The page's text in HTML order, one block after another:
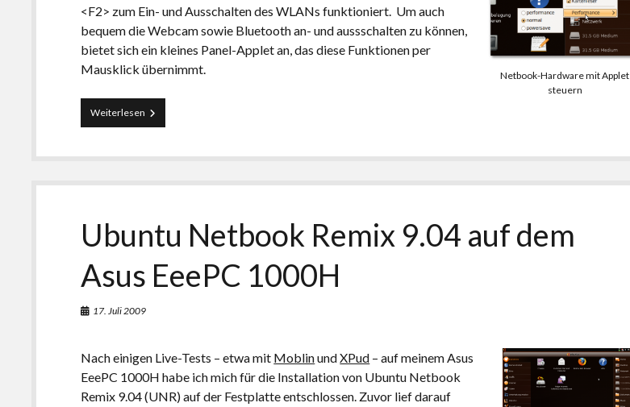
Netbook-Hardware mit Applet
steuern
<F2> zum Ein- und Ausschalten des WLANs funktioniert. Um auch
bequem die Webcam sowie Bluetooth an- und aussschalten zu können,
bietet sich ein kleines Panel-Applet an, das diese Funktionen per
Mausklick übernimmt.
Weiterlesen Ubuntu
auf
EeePC:
Hardware
kontrollieren
Ubuntu Netbook Remix 9.04 auf dem
Asus EeePC 1000H
17. Juli 2009
Nach einigen Live-Tests – etwa mit MoblinundXPud – auf meinem Asus
EeePC 1000H habe ich mich für die Installation von Ubuntu Netbook
Remix 9.04 (UNR) auf der Festplatte entschlossen. Zuvor lief darauf